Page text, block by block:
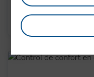
SABER MÁS